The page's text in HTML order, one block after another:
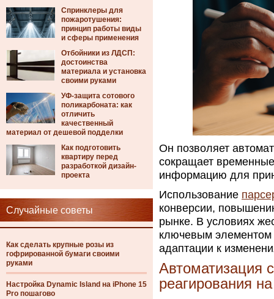
Спринклеры для
пожаротушения:
принцип работы виды
и сферы применения
Отбойники из ЛДСП:
достоинства
материала и установка
своими руками
УФ-защита сотового
поликарбоната: как
отличить
качественный
материал от дешевой подделки
Как подготовить
квартиру перед
разработкой дизайн-
проекта
Случайные советы
Как сделать крупные розы из
гофрированной бумаги своими
руками
Настройка Dynamic Island на iPhone 15
Pro пошагово
Он позволяет
сокращает
информацию для
Использование
конверсии,
рынке. В условиях
ключевым элементом
адаптации к
Автоматизация
реагирования